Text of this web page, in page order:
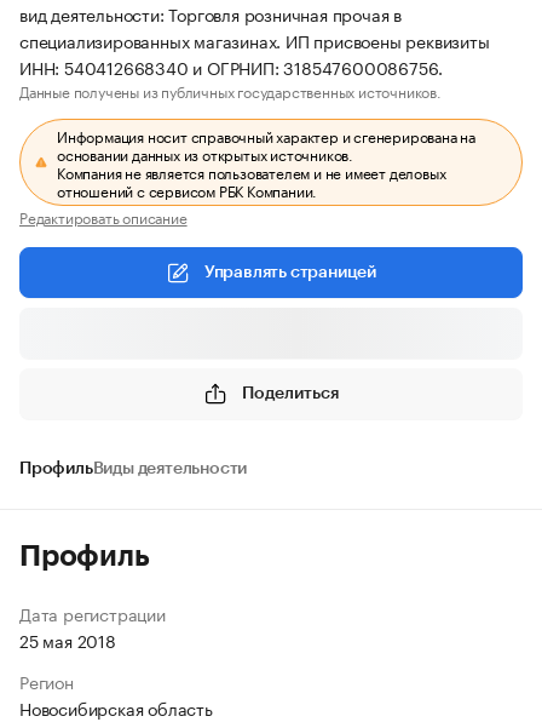
вид деятельности: Торговля розничная прочая в
специализированных магазинах. ИП присвоены реквизиты
ИНН: 540412668340 и ОГРНИП: 318547600086756.
Данные получены из публичных государственных источников.
Информация носит справочный характер и сгенерирована на
основании данных из открытых источников.
Компания не является пользователем и не имеет деловых
отношений с сервисом РБК Компании.
Редактировать описание
Управлять страницей
Поделиться
ПрофильВиды деятельности
Профиль
Дата регистрации
25 мая 2018
Регион
Новосибирская область